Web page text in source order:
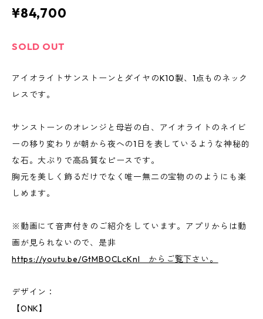
¥84,700
SOLD OUT
アイオライトサンストーンとダイヤのK10製、1点ものネック
レスです。
サンストーンのオレンジと母岩の白、アイオライトのネイビ
ーの移り変わりが朝から夜への1日を表しているような神秘的
な石。大ぶりで高品質なピースです。
胸元を美しく飾るだけでなく唯一無二の宝物ののようにも楽
しめます。
※動画にて音声付きのご紹介をしています。アプリからは動
画が見られないので、是非
https://youtu.be/GtMBOCLcKnI からご覧下さい。
デザイン：
【ONK】